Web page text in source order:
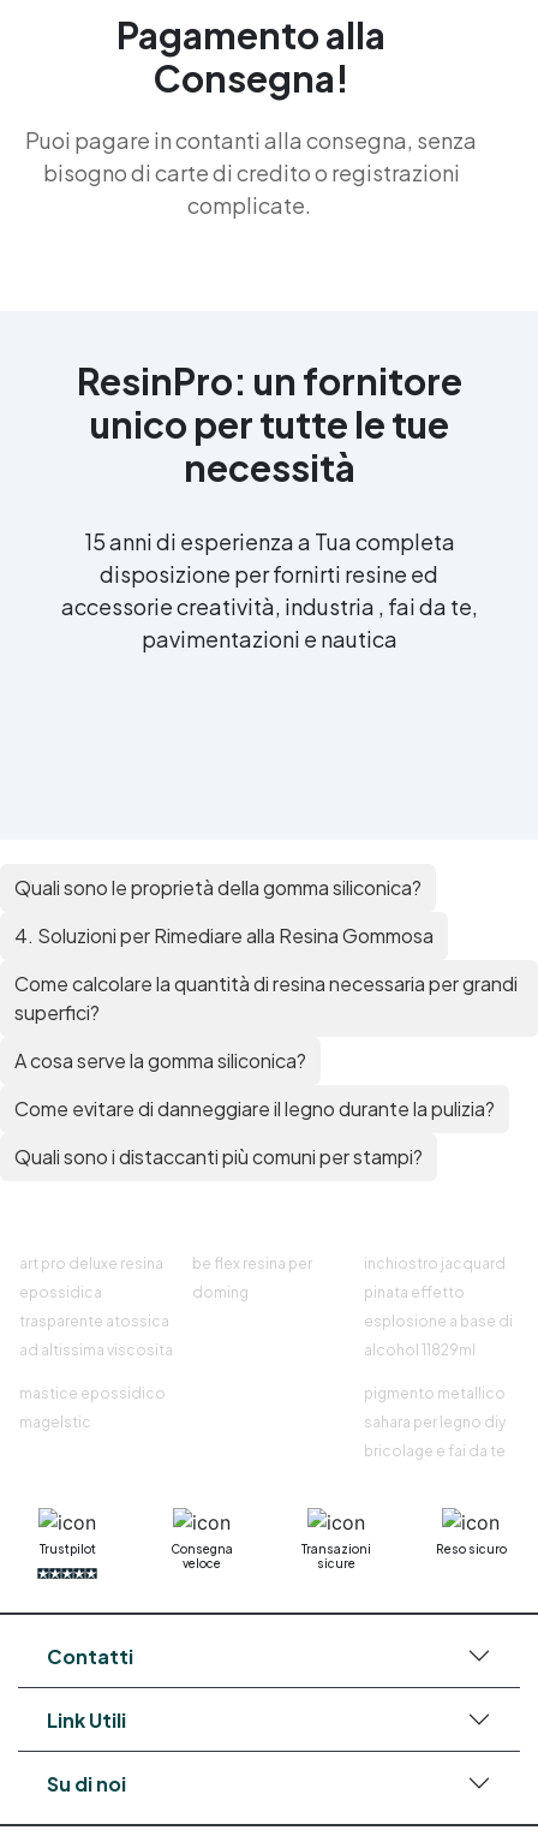
Pagamento alla
Consegna!
Puoi pagare in contanti alla consegna, senza
bisogno di carte di credito o registrazioni
complicate.
ResinPro: un fornitore
unico per tutte le tue
necessità
15 anni di esperienza a Tua completa
disposizione per fornirti resine ed
accessorie creatività, industria , fai da te,
pavimentazioni e nautica
Quali sono le proprietà della gomma siliconica?
4. Soluzioni per Rimediare alla Resina Gommosa
Come calcolare la quantità di resina necessaria per grandi
superfici?
A cosa serve la gomma siliconica?
Come evitare di danneggiare il legno durante la pulizia?
Quali sono i distaccanti più comuni per stampi?
art pro deluxe resina
epossidica
trasparente atossica
ad altissima viscosita
be flex resina per
doming
inchiostro jacquard
pinata effetto
esplosione a base di
alcohol 11829ml
mastice epossidico
magelstic
pigmento metallico
sahara per legno diy
bricolage e fai da te
Trustpilot
Consegna
veloce
Transazioni
sicure
Reso sicuro
Contatti
Link Utili
Su di noi